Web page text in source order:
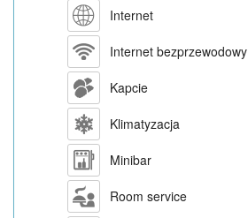
Internet
Internet bezprzewodowy
Kapcie
Klimatyzacja
Minibar
Room service